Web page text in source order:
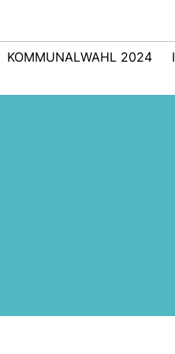
KOMMUNALWAHL 2024